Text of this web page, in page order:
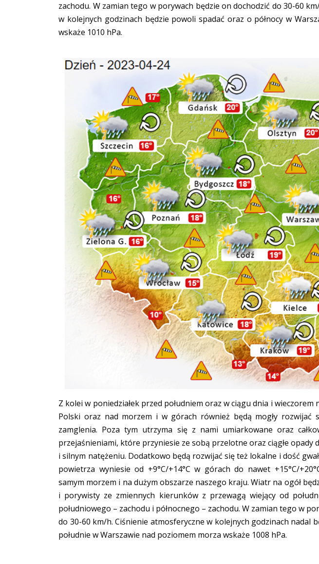
zachodu. W zamian tego w porywach będzie on dochodzić do 30-60
w kolejnych godzinach będzie powoli spadać oraz o północy w
wskaże 1010 hPa.
Z kolei w poniedziałek przed południem oraz w ciągu dnia i wieczorem
Polski oraz nad morzem i w górach również będą mogły rozwijać
zamglenia. Poza tym utrzyma się z nami umiarkowane oraz
przejaśnieniami, które przyniesie ze sobą przelotne oraz ciągłe opady
i silnym natężeniu. Dodatkowo będą rozwijać się też lokalne i dość
powietrza wyniesie od +9°C/+14°C w górach do nawet +15°C/
samym morzem i na dużym obszarze naszego kraju. Wiatr na ogół
i porywisty ze zmiennych kierunków z przewagą wiejący od
południowego – zachodu i północnego – zachodu. W zamian tego w
do 30-60 km/h. Ciśnienie atmosferyczne w kolejnych godzinach nadal
południe w Warszawie nad poziomem morza wskaże 1008 hPa.